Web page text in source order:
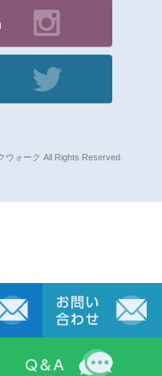
ォーク All Rights Reserved.